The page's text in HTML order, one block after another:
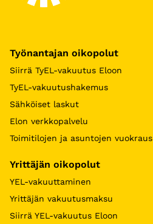
Työnantajan oikopolut
Siirrä TyEL-vakuutus Eloon
TyEL-vakuutushakemus
Sähköiset laskut
Elon verkkopalvelu
Toimitilojen ja asuntojen vuokraus
Yrittäjän oikopolut
YEL-vakuuttaminen
Yrittäjän vakuutusmaksu
Siirrä YEL-vakuutus Eloon